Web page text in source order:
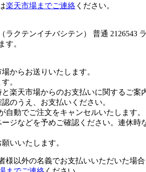
楽天市場までご連絡 ください。
ラクテンイチバシテン） 普通 2126543
す。
からお送りいたします。
。
楽天市場からのお支払いに関するご案
のうえ、お支払いください。
動でご注文をキャンセルいたします。
ジなどを予めご確認ください。連休
いいたします。
以外の名義でお支払いいただいた場